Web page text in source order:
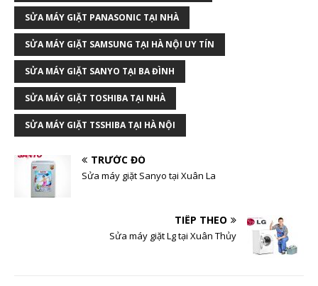
SỬA MÁY GIẶT PANASONIC TẠI NHÀ
SỬA MÁY GIẶT SAMSUNG TẠI HÀ NỘI UY TÍN
SỬA MÁY GIẶT SANYO TẠI BA ĐÌNH
SỬA MÁY GIẶT TOSHIBA TẠI NHÀ
SỬA MÁY GIẶT TSSHIBA TẠI HÀ NỘI
TRƯỚC ĐÓ
Sửa máy giặt Sanyo tại Xuân La
TIẾP THEO
Sửa máy giặt Lg tại Xuân Thủy